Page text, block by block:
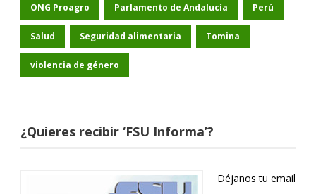
ONG Proagro Parlamento de Andalucía Perú
Salud Seguridad alimentaria Tomina
violencia de género
¿Quieres recibir ‘FSU Informa’?
Déjanos tu email